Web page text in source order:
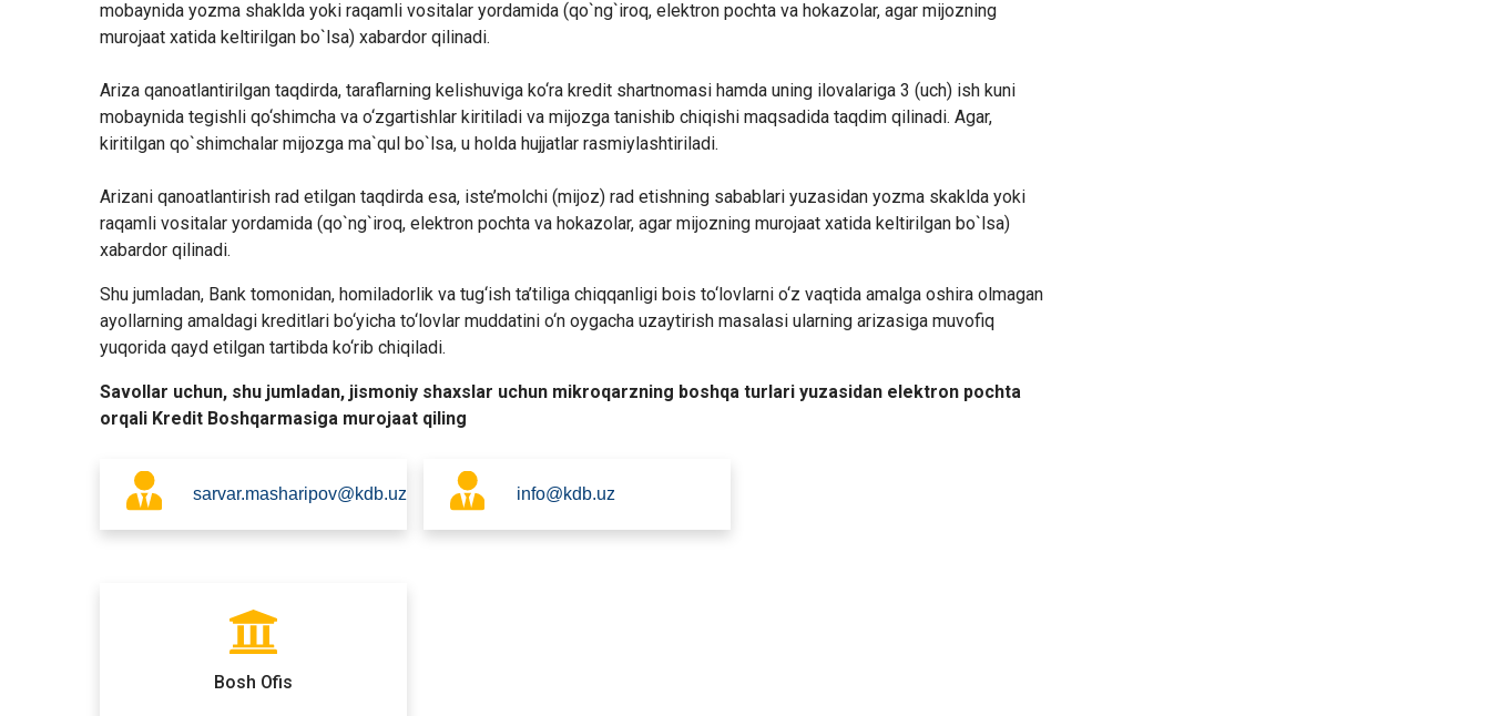
mobaynida yozma shaklda yoki raqamli vositalar yordamida (qo`ng`iroq, elektron pochta va hokazolar, agar mijozning
murojaat xatida keltirilgan bo`lsa) xabardor qilinadi.
Ariza qanoatlantirilgan taqdirda, taraflarning kelishuviga ko‘ra kredit shartnomasi hamda uning ilovalariga 3 (uch) ish kuni
mobaynida tegishli qo‘shimcha va o‘zgartishlar kiritiladi va mijozga tanishib chiqishi maqsadida taqdim qilinadi. Agar,
kiritilgan qo`shimchalar mijozga ma`qul bo`lsa, u holda hujjatlar rasmiylashtiriladi.
Arizani qanoatlantirish rad etilgan taqdirda esa, iste’molchi (mijoz) rad etishning sabablari yuzasidan yozma skaklda yoki
raqamli vositalar yordamida (qo`ng`iroq, elektron pochta va hokazolar, agar mijozning murojaat xatida keltirilgan bo`lsa)
xabardor qilinadi.
Shu jumladan, Bank tomonidan, homiladorlik va tug‘ish ta’tiliga chiqqanligi bois to‘lovlarni o‘z vaqtida amalga oshira olmagan
ayollarning amaldagi kreditlari bo‘yicha to‘lovlar muddatini o‘n oygacha uzaytirish masalasi ularning arizasiga muvofiq
yuqorida qayd etilgan tartibda ko‘rib chiqiladi.
Savollar uchun, shu jumladan, jismoniy shaxslar uchun mikroqarzning boshqa turlari yuzasidan elektron pochta
orqali Kredit Boshqarmasiga murojaat qiling
sarvar.masharipov@kdb.uz info@kdb.uz
Bosh Ofis